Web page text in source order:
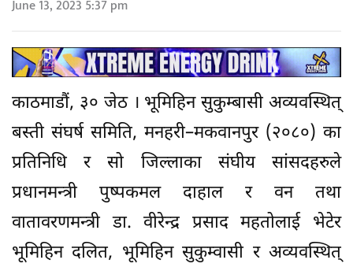
June 13, 2023 5:37 pm
काठमाडौं, ३० जेठ । भूमिहिन सुकुम्बासी अव्यवस्थित्
बस्ती संघर्ष समिति, मनहरी–मकवानपुर (२०८०) का
प्रतिनिधि र सो जिल्लाका संघीय सांसदहरुले
प्रधानमन्त्री पुष्पकमल दाहाल र वन तथा
वातावरणमन्त्री डा. वीरेन्द्र प्रसाद महतोलाई भेटेर
भूमिहिन दलित, भूमिहिन सुकुम्वासी र अव्यवस्थित्